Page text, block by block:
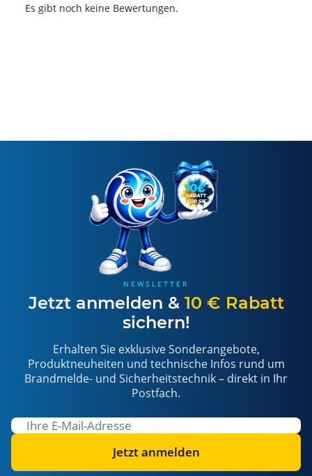
Es gibt noch keine Bewertungen.
NEWSLETTER
Jetzt anmelden & 10 € Rabatt
sichern!
Erhalten Sie exklusive Sonderangebote,
Produktneuheiten und technische Infos rund um
Brandmelde- und Sicherheitstechnik – direkt in Ihr
Postfach.
Jetzt anmelden